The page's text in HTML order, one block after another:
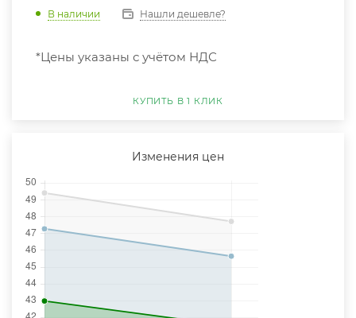
В наличии Нашли дешевле?
*Цены указаны с учётом НДС
КУПИТЬ В 1 КЛИК
Изменения цен